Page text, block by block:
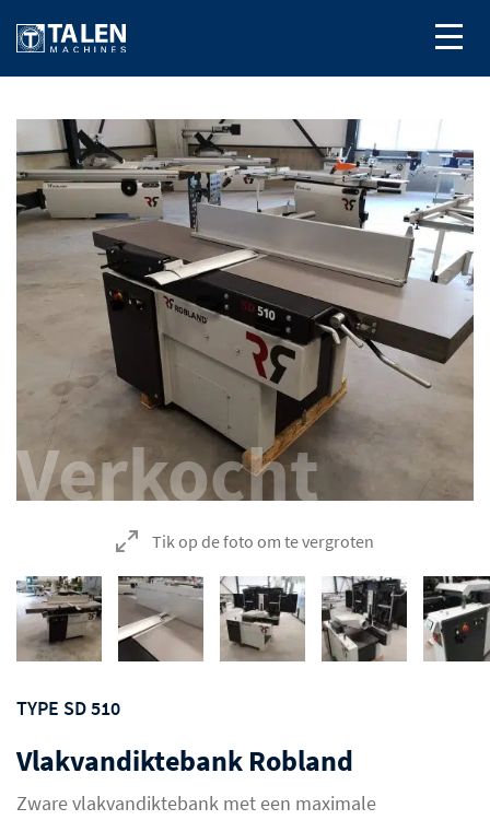
Verkocht
Tik op de foto om te vergroten
TYPE SD 510
Vlakvandiktebank Robland
Zware vlakvandiktebank met een maximale